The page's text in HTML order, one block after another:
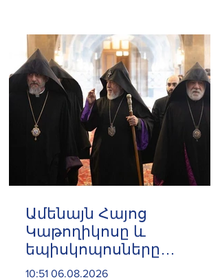
Ամենայն Հայոց
Կաթողիկոսը և
եպիսկոպոսները
մասնակցելու են
10:51 06.08.2026